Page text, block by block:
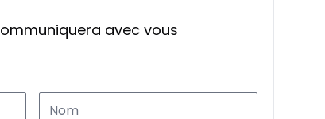
avec vous